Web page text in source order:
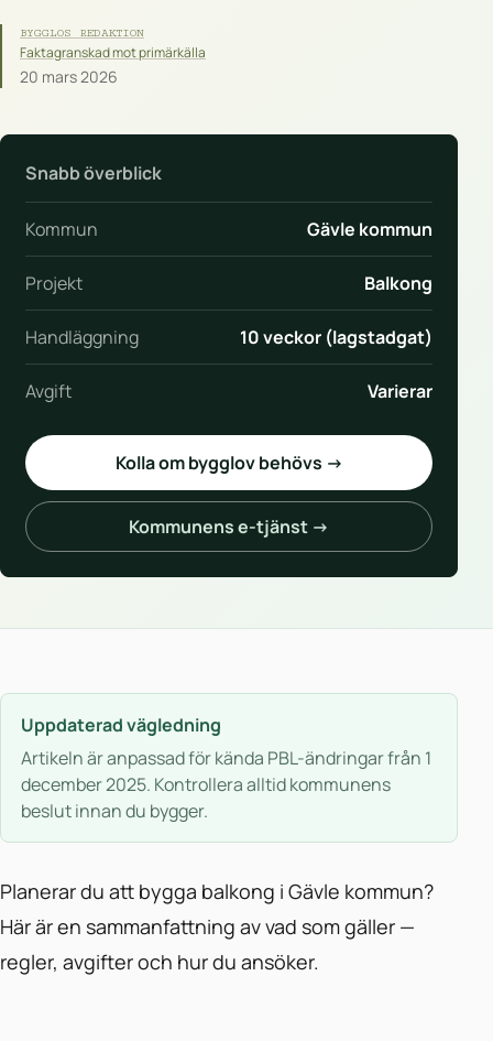
BYGGLOS REDAKTION
Faktagranskad mot primärkälla
20 mars 2026
Snabb överblick
Kommun Gävle kommun
Projekt Balkong
Handläggning 10 veckor (lagstadgat)
Avgift Varierar
Kolla om bygglov behövs →
Kommunens e-tjänst →
Uppdaterad vägledning
Artikeln är anpassad för kända PBL-ändringar från 1
december 2025. Kontrollera alltid kommunens
beslut innan du bygger.
Planerar du att bygga balkong i Gävle kommun?
Här är en sammanfattning av vad som gäller —
regler, avgifter och hur du ansöker.